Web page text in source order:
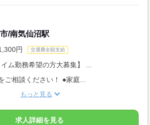
/南気仙沼駅
円 交通費全額支給
イム勤務希望の方大募集】 ...
ご相談ください！ ●家庭...
もっと見る
求人詳細を見る